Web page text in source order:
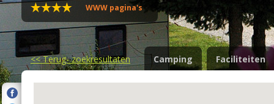
WWW pagina's
<<Terug- zoekresultaten Camping Faciliteiten